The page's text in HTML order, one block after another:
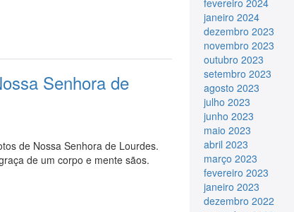
Senhora de
de Nossa Senhora de Lourdes.
de um corpo e mente sãos.
fevereiro 2024
janeiro 2024
dezembro 2023
novembro 2023
outubro 2023
setembro 2023
agosto 2023
julho 2023
junho 2023
maio 2023
abril 2023
março 2023
fevereiro 2023
janeiro 2023
dezembro 2022